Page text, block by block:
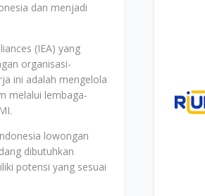
dan menjadi
(IEA) yang
organisasi-
ini adalah mengelola
melalui lembaga-
lowongan
dibutuhkan
potensi yang sesuai